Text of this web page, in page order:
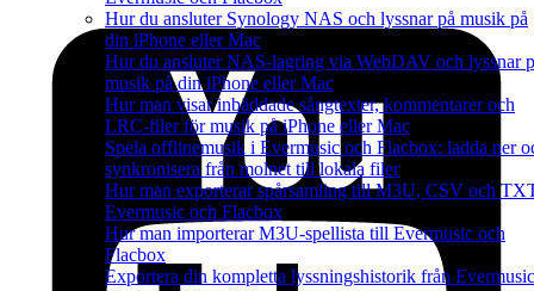
Hur du ansluter Synology NAS och lyssnar på musik på
din iPhone eller Mac
Hur du ansluter NAS-lagring via WebDAV och lyssnar
musik på din iPhone eller Mac
Hur man visar inbäddade sångtexter, kommentarer och
LRC-filer för musik på iPhone eller Mac
Spela offlinemusik i Evermusic och Flacbox: ladda ner
synkronisera från molnet till lokala filer
Hur man exporterar spårsamling till M3U, CSV och
Evermusic och Flacbox
Hur man importerar M3U-spellista till Evermusic och
Flacbox
Exportera din kompletta lyssningshistorik från